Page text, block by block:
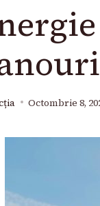
Octombrie 8,